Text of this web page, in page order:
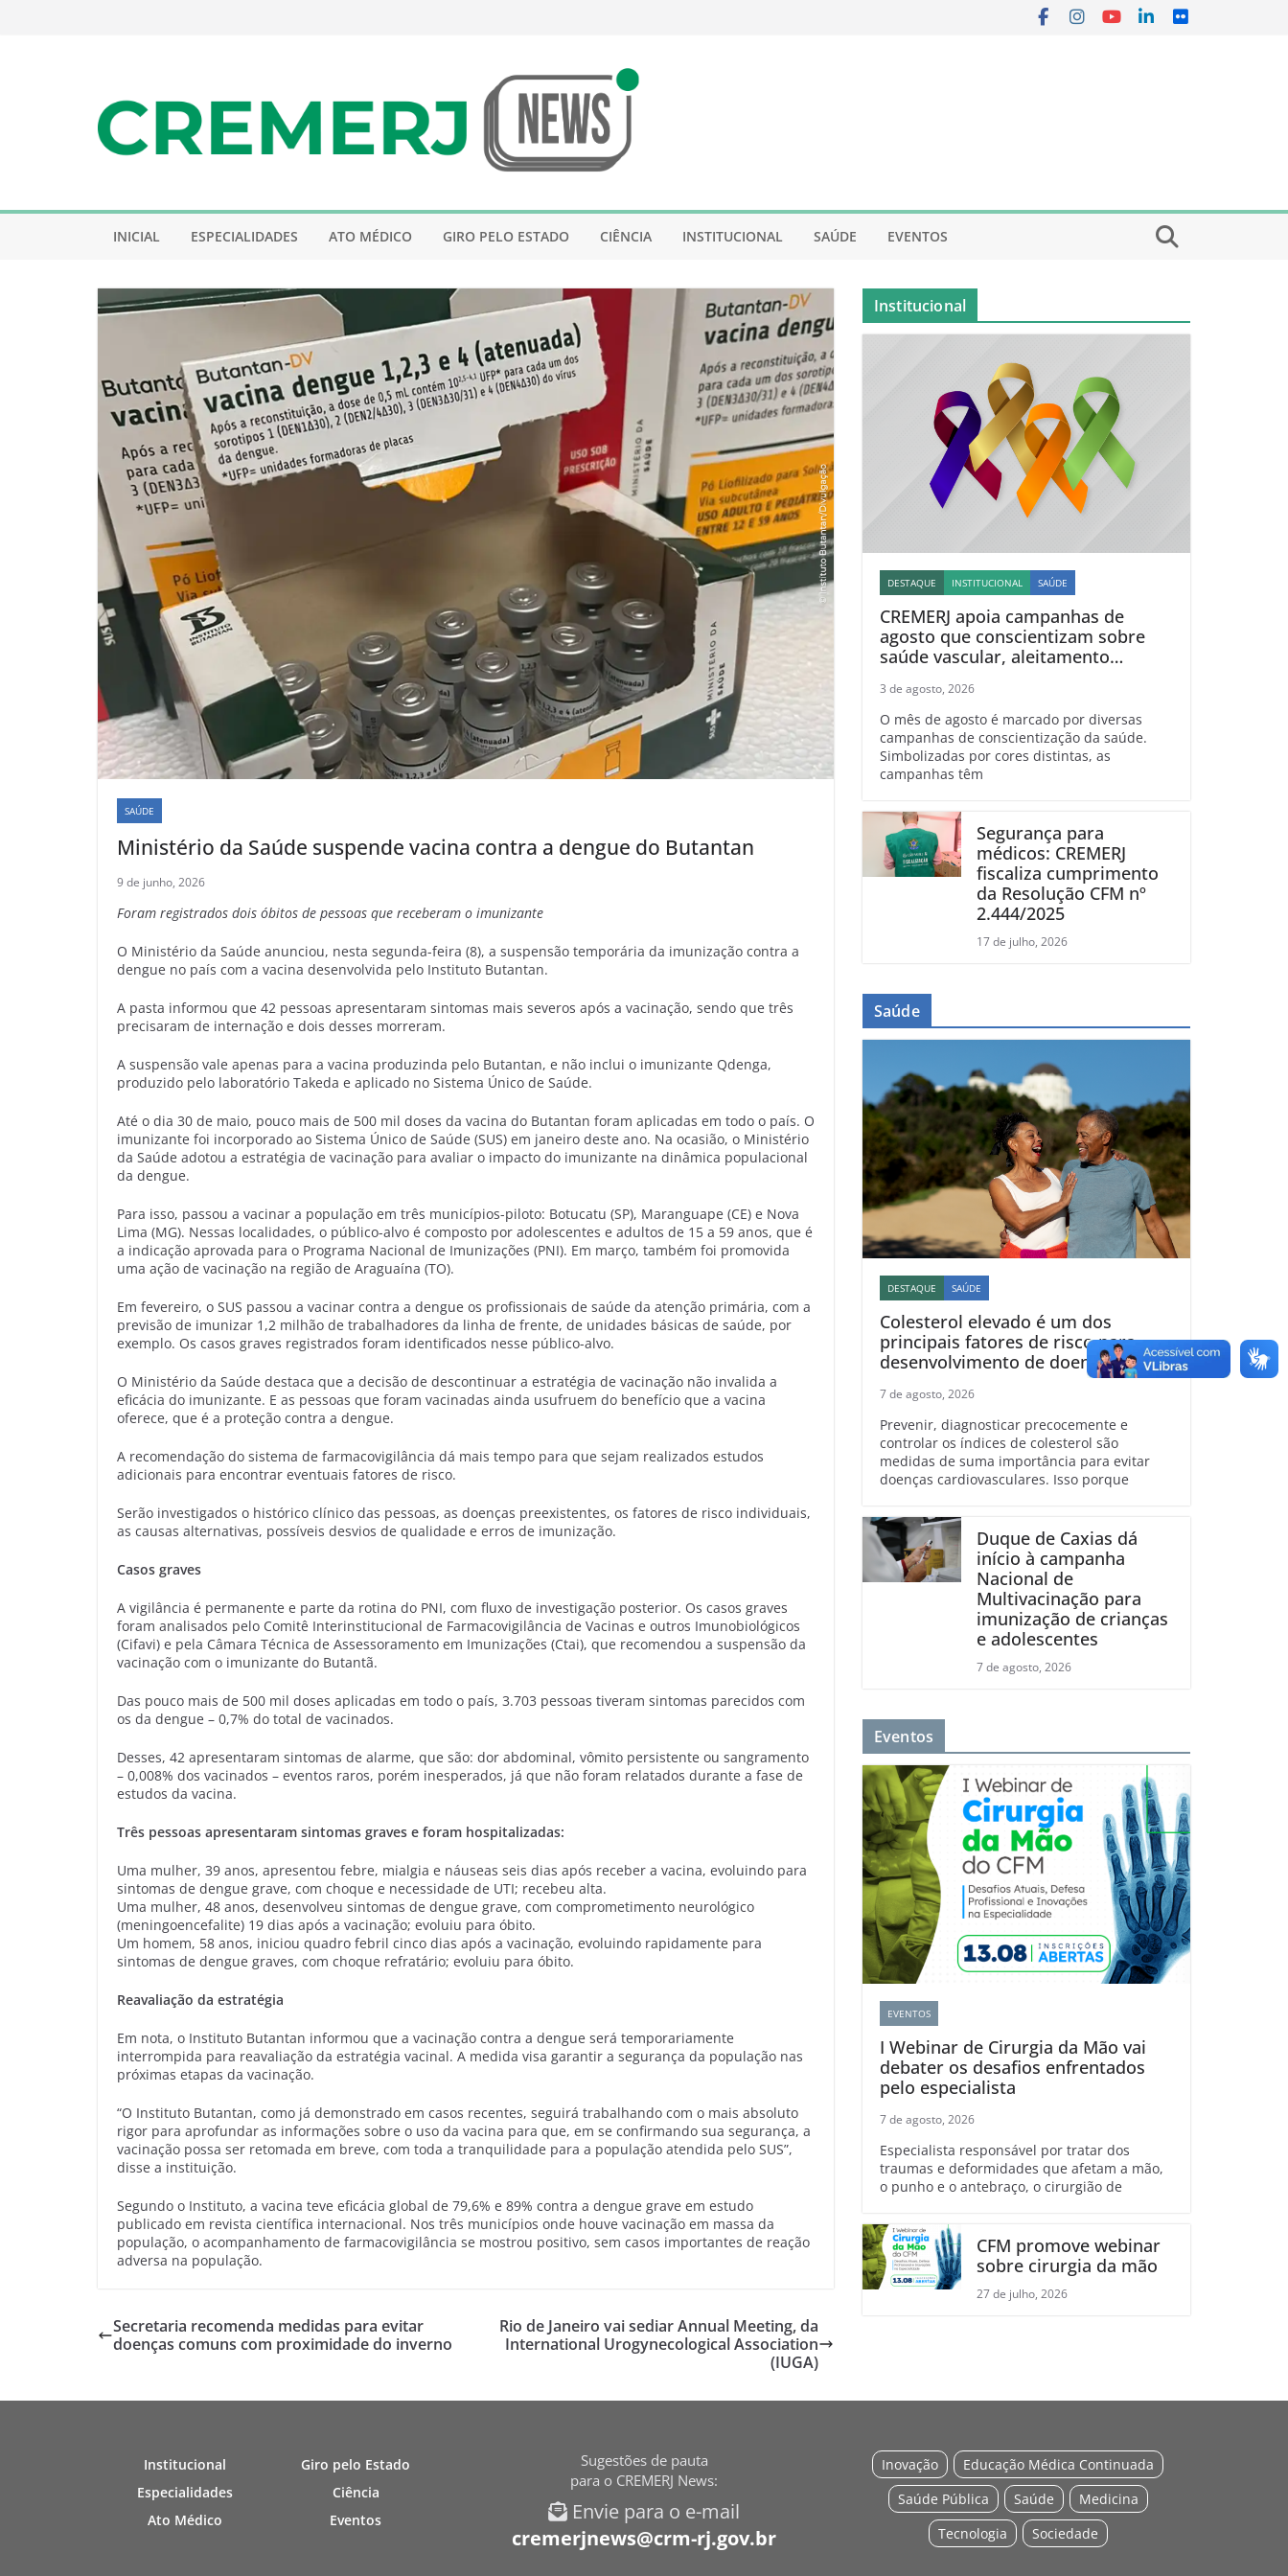
INICIAL ESPECIALIDADES ATO MÉDICO GIRO PELO ESTADO CIÊNCIA INSTITUCIONAL SAÚDE EVENTOS
SAÚDE
Ministério da Saúde suspende vacina contra a dengue do Butantan
9 de junho, 2026
Foram registrados dois óbitos de pessoas que receberam o imunizante
O Ministério da Saúde anunciou, nesta segunda-feira (8), a suspensão temporária da imunização contra a
dengue no país com a vacina desenvolvida pelo Instituto Butantan.
A pasta informou que 42 pessoas apresentaram sintomas mais severos após a vacinação, sendo que três
precisaram de internação e dois desses morreram.
A suspensão vale apenas para a vacina produzinda pelo Butantan, e não inclui o imunizante Qdenga,
produzido pelo laboratório Takeda e aplicado no Sistema Único de Saúde.
Até o dia 30 de maio, pouco mais de 500 mil doses da vacina do Butantan foram aplicadas em todo o país. O
imunizante foi incorporado ao Sistema Único de Saúde (SUS) em janeiro deste ano. Na ocasião, o Ministério
da Saúde adotou a estratégia de vacinação para avaliar o impacto do imunizante na dinâmica populacional
da dengue.
Para isso, passou a vacinar a população em três municípios-piloto: Botucatu (SP), Maranguape (CE) e Nova
Lima (MG). Nessas localidades, o público-alvo é composto por adolescentes e adultos de 15 a 59 anos, que é
a indicação aprovada para o Programa Nacional de Imunizações (PNI). Em março, também foi promovida
uma ação de vacinação na região de Araguaína (TO).
Em fevereiro, o SUS passou a vacinar contra a dengue os profissionais de saúde da atenção primária, com a
previsão de imunizar 1,2 milhão de trabalhadores da linha de frente, de unidades básicas de saúde, por
exemplo. Os casos graves registrados foram identificados nesse público-alvo.
O Ministério da Saúde destaca que a decisão de descontinuar a estratégia de vacinação não invalida a
eficácia do imunizante. E as pessoas que foram vacinadas ainda usufruem do benefício que a vacina
oferece, que é a proteção contra a dengue.
A recomendação do sistema de farmacovigilância dá mais tempo para que sejam realizados estudos
adicionais para encontrar eventuais fatores de risco.
Serão investigados o histórico clínico das pessoas, as doenças preexistentes, os fatores de risco individuais,
as causas alternativas, possíveis desvios de qualidade e erros de imunização.
Casos graves
A vigilância é permanente e parte da rotina do PNI, com fluxo de investigação posterior. Os casos graves
foram analisados pelo Comitê Interinstitucional de Farmacovigilância de Vacinas e outros Imunobiológicos
(Cifavi) e pela Câmara Técnica de Assessoramento em Imunizações (Ctai), que recomendou a suspensão da
vacinação com o imunizante do Butantã.
Das pouco mais de 500 mil doses aplicadas em todo o país, 3.703 pessoas tiveram sintomas parecidos com
os da dengue – 0,7% do total de vacinados.
Desses, 42 apresentaram sintomas de alarme, que são: dor abdominal, vômito persistente ou sangramento
– 0,008% dos vacinados – eventos raros, porém inesperados, já que não foram relatados durante a fase de
estudos da vacina.
Três pessoas apresentaram sintomas graves e foram hospitalizadas:
Uma mulher, 39 anos, apresentou febre, mialgia e náuseas seis dias após receber a vacina, evoluindo para
sintomas de dengue grave, com choque e necessidade de UTI; recebeu alta.
Uma mulher, 48 anos, desenvolveu sintomas de dengue grave, com comprometimento neurológico
(meningoencefalite) 19 dias após a vacinação; evoluiu para óbito.
Um homem, 58 anos, iniciou quadro febril cinco dias após a vacinação, evoluindo rapidamente para
sintomas de dengue graves, com choque refratário; evoluiu para óbito.
Reavaliação da estratégia
Em nota, o Instituto Butantan informou que a vacinação contra a dengue será temporariamente
interrompida para reavaliação da estratégia vacinal. A medida visa garantir a segurança da população nas
próximas etapas da vacinação.
“O Instituto Butantan, como já demonstrado em casos recentes, seguirá trabalhando com o mais absoluto
rigor para aprofundar as informações sobre o uso da vacina para que, em se confirmando sua segurança, a
vacinação possa ser retomada em breve, com toda a tranquilidade para a população atendida pelo SUS”,
disse a instituição.
Segundo o Instituto, a vacina teve eficácia global de 79,6% e 89% contra a dengue grave em estudo
publicado em revista científica internacional. Nos três municípios onde houve vacinação em massa da
população, o acompanhamento de farmacovigilância se mostrou positivo, sem casos importantes de reação
adversa na população.
Secretaria recomenda medidas para evitar
doenças comuns com proximidade do inverno
Rio de Janeiro vai sediar Annual Meeting, da
International Urogynecological Association
(IUGA)
Institucional
DESTAQUE INSTITUCIONAL SAÚDE
CREMERJ apoia campanhas de
agosto que conscientizam sobre
saúde vascular, aleitamento
linfoma
3 de agosto, 2026
O mês de agosto é marcado por diversas
campanhas de conscientização da saúde.
Simbolizadas por cores distintas, as
campanhas têm
Segurança para
médicos: CREMERJ
fiscaliza cumprimento
da Resolução CFM nº
2.444/2025
17 de julho, 2026
Saúde
DESTAQUE SAÚDE
Colesterol elevado é um dos
principais fatores de risco para
desenvolvimento de doenças
7 de agosto, 2026
Prevenir, diagnosticar precocemente e
controlar os índices de colesterol são
medidas de suma importância para evitar
doenças cardiovasculares. Isso porque
Duque de Caxias dá
início à campanha
Nacional de
Multivacinação para
imunização de crianças
e adolescentes
7 de agosto, 2026
Eventos
EVENTOS
I Webinar de Cirurgia da Mão vai
debater os desafios enfrentados
pelo especialista
7 de agosto, 2026
Especialista responsável por tratar dos
traumas e deformidades que afetam a mão,
o punho e o antebraço, o cirurgião de
CFM promove webinar
sobre cirurgia da mão
27 de julho, 2026
Institucional
Especialidades
Ato Médico
Giro pelo Estado
Ciência
Eventos
Sugestões de pauta
para o CREMERJ News:
Envie para o e-mail
cremerjnews@crm-rj.gov.br
Educação Médica Continuada
Inovação
Medicina
Saúde
Saúde Pública
Sociedade
Tecnologia